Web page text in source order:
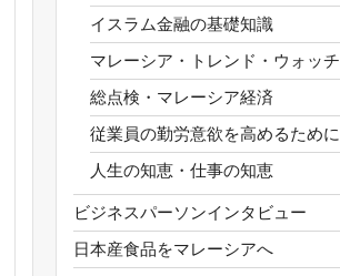
イスラム金融の基礎知識
マレーシア・トレンド・ウォッチ
総点検・マレーシア経済
従業員の勤労意欲を高めるために
人生の知恵・仕事の知恵
ビジネスパーソンインタビュー
日本産食品をマレーシアへ